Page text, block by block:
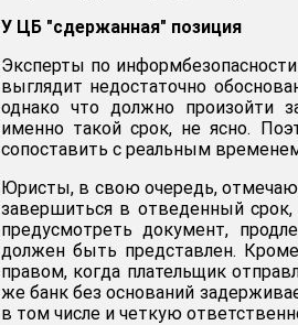
У ЦБ "сдержанная" позиция
Эксперты по
выглядит недостаточно
однако что должно произойти
именно такой срок, не ясно.
сопоставить с реальным
Юристы, в свою очередь,
завершиться в отведенный
предусмотреть документ,
должен быть представлен.
правом, когда плательщик
же банк без оснований
в том числе и четкую